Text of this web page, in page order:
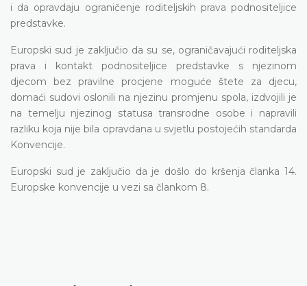
i da opravdaju ograničenje roditeljskih prava podnositeljice
predstavke.
Europski sud je zaključio da su se, ograničavajući roditeljska
prava i kontakt podnositeljice predstavke s njezinom
djecom bez pravilne procjene moguće štete za djecu,
domaći sudovi oslonili na njezinu promjenu spola, izdvojili je
na temelju njezinog statusa transrodne osobe i napravili
razliku koja nije bila opravdana u svjetlu postojećih standarda
Konvencije.
Europski sud je zaključio da je došlo do kršenja članka 14.
Europske konvencije u vezi sa člankom 8.